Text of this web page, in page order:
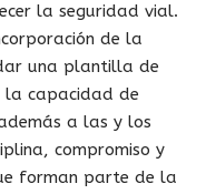
la seguridad vial.
de la
una plantilla de
la capacidad de
a las y los
compromiso y
forman parte de la